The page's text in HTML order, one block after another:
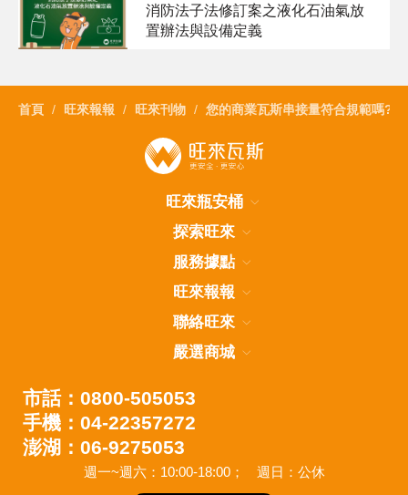
消防法子法修訂案之液化石油氣放
置辦法與設備定義
首頁 旺來報報 旺來刊物 您的商業瓦斯串接量符合規範嗎?
旺來瓶安桶
探索旺來
服務據點
旺來報報
聯絡旺來
嚴選商城
市話：0800-505053
手機：04-22357272
澎湖：06-9275053
週一~週六：10:00-18:00； 週日：公休